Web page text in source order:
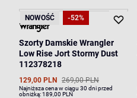
NOWOŚĆ -52%
Szorty Damskie Wrangler
Low Rise Jort Stormy Dust
112378218
129,00 PLN 269,00 PLN
Najniższa cena w ciągu 30 dni przed
obniżką:189,00 PLN